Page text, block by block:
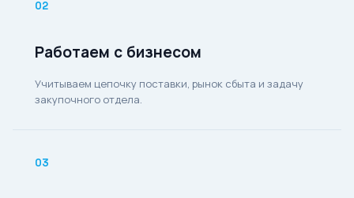
02
Работаем с бизнесом
Учитываем цепочку поставки, рынок сбыта и задачу
закупочного отдела.
03